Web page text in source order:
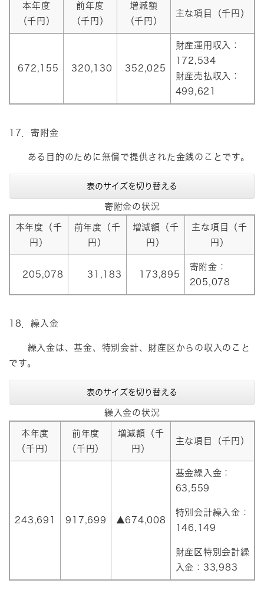
本年度
（千円）
前年度
（千円）
増減額
（千円）
主な項目（千円）
672,155 320,130 352,025
財産運用収入：
172,534
財産売払収入：
499,621
17．寄附金
ある目的のために無償で提供された金銭のことです。
表のサイズを切り替える
寄附金の状況
本年度（千
円）
前年度（千
円）
増減額（千
円）
主な項目（千
円）
205,078 31,183 173,895
寄附金：
205,078
18．繰入金
繰入金は、基金、特別会計、財産区からの収入のこと
です。
表のサイズを切り替える
繰入金の状況
本年度
（千円）
前年度
（千円）
増減額（千
円）
主な項目（千円）
243,691 917,699 ▲674,008
基金繰入金：
63,559
特別会計繰入金：
146,149
財産区特別会計繰
入金：33,983